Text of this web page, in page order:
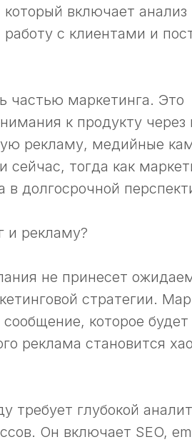
включает анализ
с клиентами и
частью маркетинга. Это
к продукту через
рекламу, медийные
тогда как
в долгосрочной
и рекламу?
не принесет
стратегии.
которое будет
реклама становится
требует глубокой
Он включает SEO,